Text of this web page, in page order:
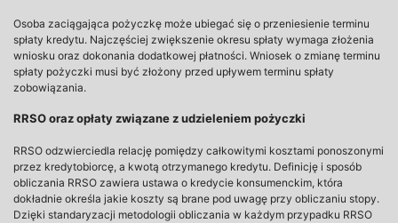
Osoba zaciągająca pożyczkę może ubiegać się o przeniesienie terminu
spłaty kredytu. Najczęściej zwiększenie okresu spłaty wymaga złożenia
wniosku oraz dokonania dodatkowej płatności. Wniosek o zmianę terminu
spłaty pożyczki musi być złożony przed upływem terminu spłaty
zobowiązania.
RRSO oraz opłaty związane z udzieleniem pożyczki
RRSO odzwierciedla relację pomiędzy całkowitymi kosztami ponoszonymi
przez kredytobiorcę, a kwotą otrzymanego kredytu. Definicję i sposób
obliczania RRSO zawiera ustawa o kredycie konsumenckim, która
dokładnie określa jakie koszty są brane pod uwagę przy obliczaniu stopy.
Dzięki standaryzacji metodologii obliczania w każdym przypadku RRSO